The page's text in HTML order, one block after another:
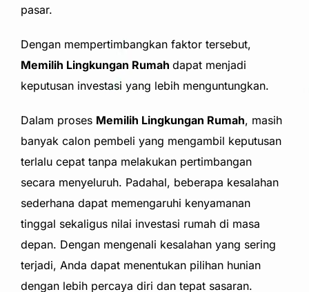
pasar.
Dengan mempertimbangkan faktor tersebut,
Memilih Lingkungan Rumah dapat menjadi
keputusan investasi yang lebih menguntungkan.
Dalam proses Memilih Lingkungan Rumah, masih
banyak calon pembeli yang mengambil keputusan
terlalu cepat tanpa melakukan pertimbangan
secara menyeluruh. Padahal, beberapa kesalahan
sederhana dapat memengaruhi kenyamanan
tinggal sekaligus nilai investasi rumah di masa
depan. Dengan mengenali kesalahan yang sering
terjadi, Anda dapat menentukan pilihan hunian
dengan lebih percaya diri dan tepat sasaran.